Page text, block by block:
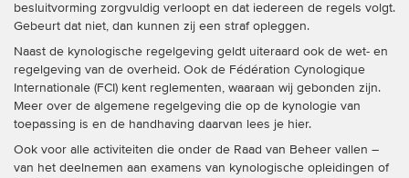
besluitvorming zorgvuldig verloopt en dat iedereen de regels volgt.
Gebeurt dat niet, dan kunnen zij een straf opleggen.
Naast de kynologische regelgeving geldt uiteraard ook de wet- en
regelgeving van de overheid. Ook de Fédération Cynologique
Internationale (FCI) kent reglementen, waaraan wij gebonden zijn.
Meer over de algemene regelgeving die op de kynologie van
toepassing is en de handhaving daarvan lees je hier.
Ook voor alle activiteiten die onder de Raad van Beheer vallen –
van het deelnemen aan examens van kynologische opleidingen of